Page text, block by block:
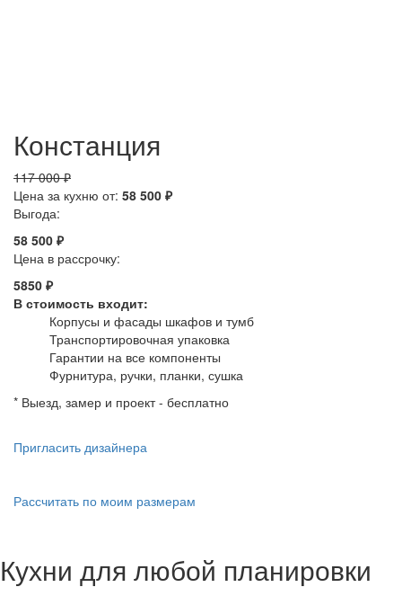
Констанция
117 000 ₽
Цена за кухню от: 58 500 ₽
Выгода:
58 500 ₽
Цена в рассрочку:
5850 ₽
В стоимость входит:
Корпусы и фасады шкафов и тумб
Транспортировочная упаковка
Гарантии на все компоненты
Фурнитура, ручки, планки, сушка
* Выезд, замер и проект - бесплатно
Пригласить дизайнера
Рассчитать по моим размерам
Кухни для любой планировки